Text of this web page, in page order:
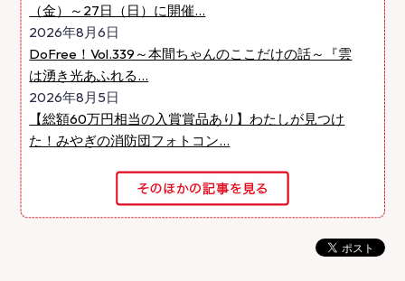
（金）～27日（日）に開催...
2026年8月6日
DoFree！Vol.339～本間ちゃんのここだけの話～『雲
は湧き光あふれる...
2026年8月5日
【総額60万円相当の入賞賞品あり】わたしが見つけ
た！みやぎの消防団フォトコン...